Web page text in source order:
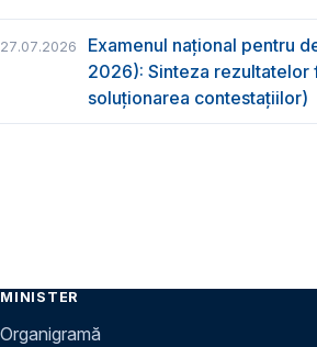
27.07.2026
Examenul național pentru
2026): Sinteza rezultatelor
soluționarea contestațiilor)
MINISTER
Organigramă